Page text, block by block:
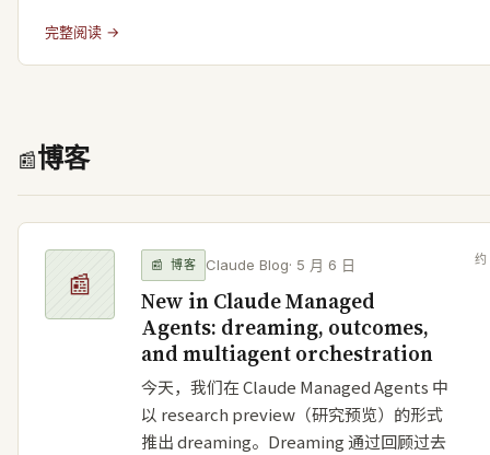
完整阅读 →
📰博客
📰
📰 博客 Claude Blog· 5 月 6 日
New in Claude Managed
Agents: dreaming, outcomes,
and multiagent orchestration
今天，我们在 Claude Managed Agents 中
以 research preview（研究预览）的形式
推出 dreaming。Dreaming 通过回顾过去